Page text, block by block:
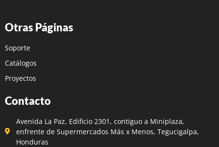
Otras Páginas
Soporte
Catálogos
Proyectos
Contacto
Avenida La Paz, Edificio 2301, contiguo a Miniplaza,
enfrente de Supermercados Más x Menos, Tegucigalpa,
Honduras